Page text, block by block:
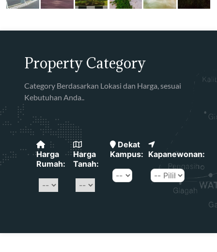
Property Category
Category Berdasarkan Lokasi dan Harga, sesuai
Kebutuhan Anda..
Harga
Rumah:
Harga
Tanah:
Dekat
Kampus: Kapanewonan: